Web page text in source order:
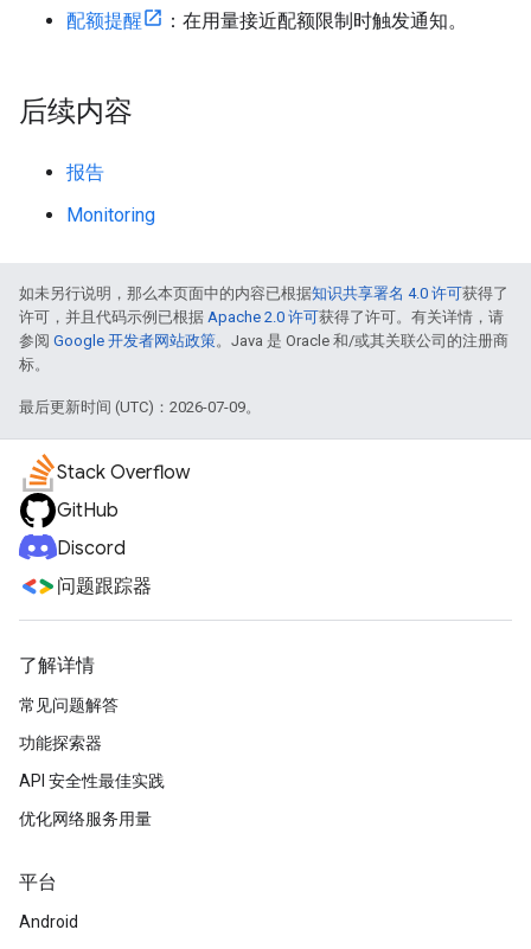
配额提醒 ：在用量接近配额限制时触发通知。
后续内容
报告
Monitoring
如未另行说明，那么本页面中的内容已根据知识共享署名 4.0 许可获得了
许可，并且代码示例已根据 Apache 2.0 许可获得了许可。有关详情，请
参阅 Google 开发者网站政策。Java 是 Oracle 和/或其关联公司的注册商
标。
最后更新时间 (UTC)：2026-07-09。
Stack Overflow
GitHub
Discord
问题跟踪器
了解详情
常见问题解答
功能探索器
API 安全性最佳实践
优化网络服务用量
平台
Android